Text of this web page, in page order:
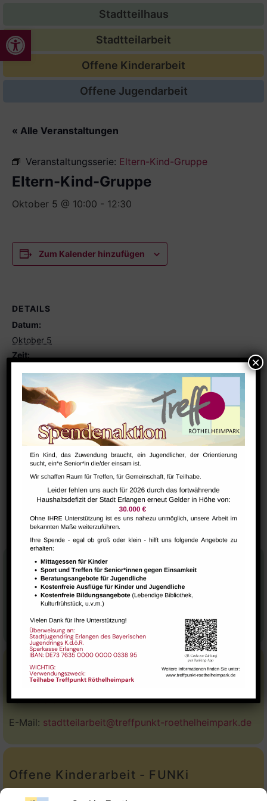
Werkzeugleiste öffnen
Stadtteilhaus
Stadtteilarbeit
Offene Kinderarbeit
Offene Jugendarbeit
« Alle Veranstaltungen
Veranstaltungsserie: Eltern-Kind-Gruppe
Eltern-Kind-Gruppe
Oktober 5 @ 10:00 - 12:30
Zum Kalender hinzufügen
DETAILS
Datum:
Oktober 5
Zeit:
Serien:
Eltern-Kind-Gruppe
VERANSTALTUNGSORT
Eltern-Kind Raum
Morgentreff für
Menschen ab 60 Jahren
GESTALT – Bewegung für Körper,
Geist und Seele älterer Menschen
Stadtteilhaus
09131-9232777
E-Mail:leitung@treffpunkt-roethelheimpark.de
Stadtteilarbeit
Tel.:Telefon: 09131-9232779
E-Mail: stadtteilarbeit@treffpunkt-roethelheimpark.de
Offene Kinderarbeit - FUNKi